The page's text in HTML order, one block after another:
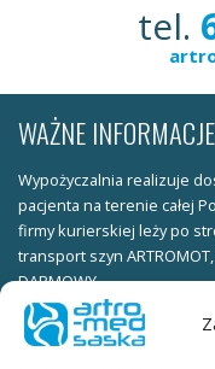
tel.
WAŻNE INFORMACJE
Wypożyczalnia realizuje
pacjenta na terenie całej
firmy kurierskiej leży po
transport szyn ARTROMOT,
DARMOWY.
Warunki wypożyczania: